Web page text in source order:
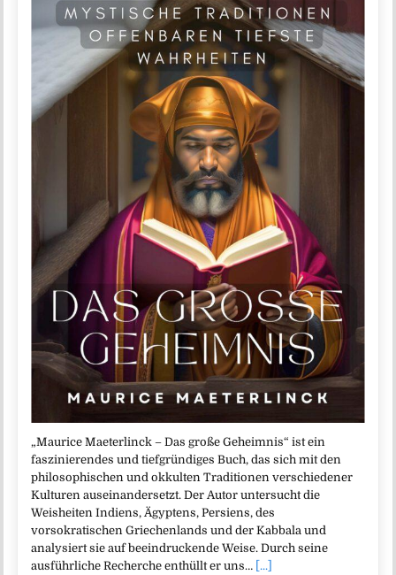
„Maurice Maeterlinck – Das große Geheimnis“ ist ein
faszinierendes und tiefgründiges Buch, das sich mit den
philosophischen und okkulten Traditionen verschiedener
Kulturen auseinandersetzt. Der Autor untersucht die
Weisheiten Indiens, Ägyptens, Persiens, des
vorsokratischen Griechenlands und der Kabbala und
analysiert sie auf beeindruckende Weise. Durch seine
ausführliche Recherche enthüllt er uns… [...]